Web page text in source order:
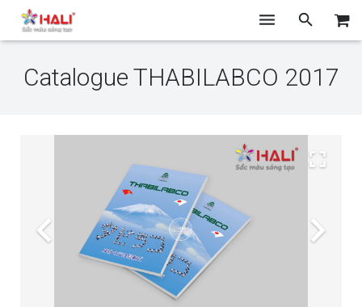
BLOG
Catalogue THABILABCO 2017